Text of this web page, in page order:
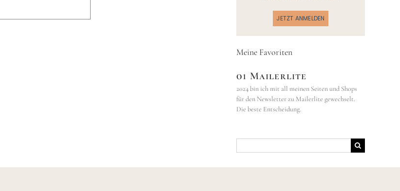
JETZT ANMELDEN
Meine Favoriten
01 Mailerlite
2024 bin ich mit all meinen Seiten und Shops
für den Newsletter zu Mailerlite gewechselt.
Die beste Entscheidung.
nach: